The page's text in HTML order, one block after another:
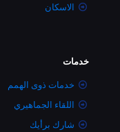
الاسكان
خدمات
خدمات ذوى الهمم
اللقاء الجماهيري
شارك برأيك